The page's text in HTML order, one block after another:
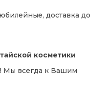
доставка до
косметики
Мы всегда к Вашим